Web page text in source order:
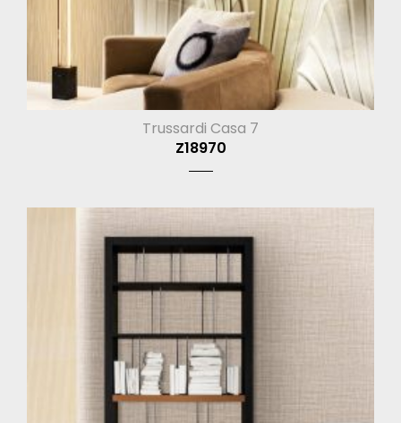
Trussardi Casa 7
Z18970